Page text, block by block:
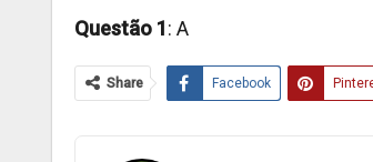
Questão 1: A
Share Facebook